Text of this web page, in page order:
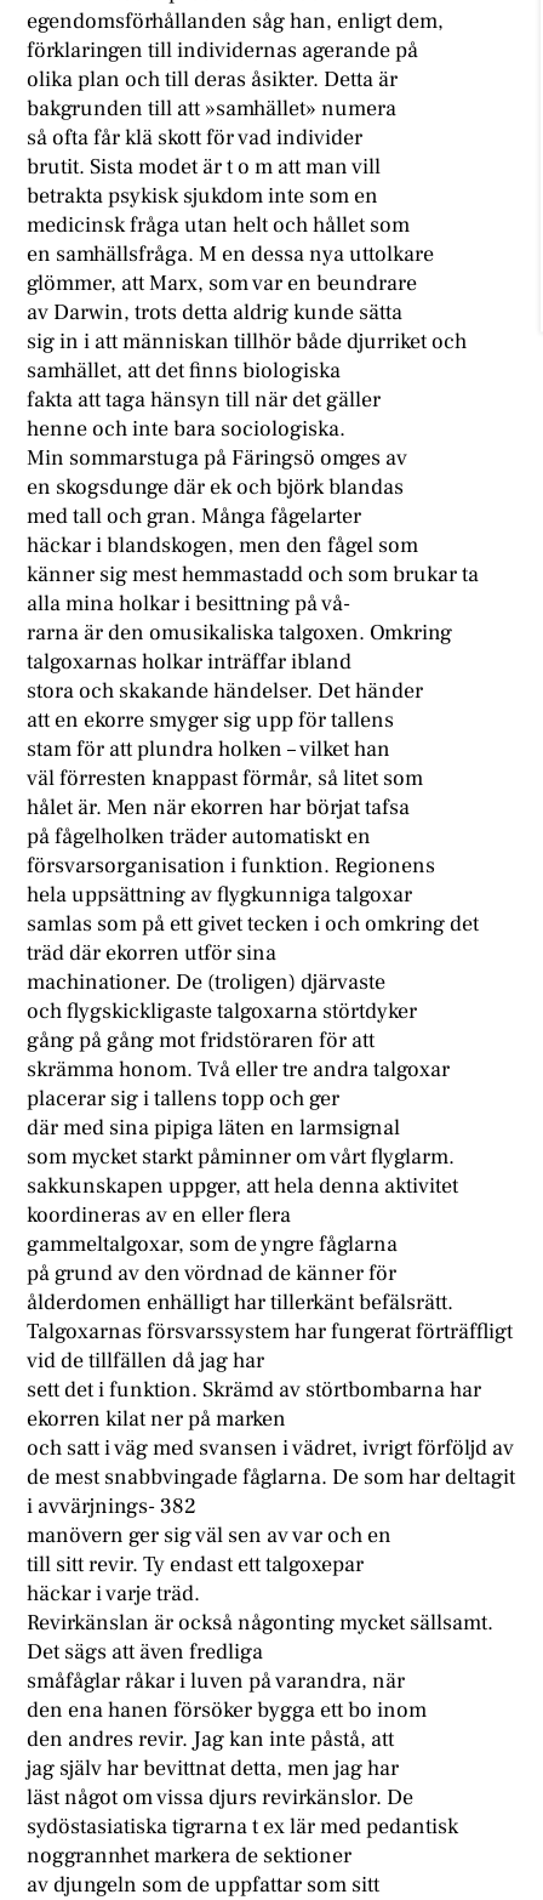
egendomsförhållanden såg han, enligt dem,
förklaringen till individernas agerande på
olika plan och till deras åsikter. Detta är
bakgrunden till att »samhället» numera
så ofta får klä skott för vad individer
brutit. Sista modet är t o m att man vill
betrakta psykisk sjukdom inte som en
medicinsk fråga utan helt och hållet som
en samhällsfråga. M en dessa nya uttolkare
glömmer, att Marx, som var en beundrare
av Darwin, trots detta aldrig kunde sätta
sig in i att människan tillhör både djurriket och
samhället, att det finns biologiska
fakta att taga hänsyn till när det gäller
henne och inte bara sociologiska.
Min sommarstuga på Färingsö omges av
en skogsdunge där ek och björk blandas
med tall och gran. Många fågelarter
häckar i blandskogen, men den fågel som
känner sig mest hemmastadd och som brukar ta
alla mina holkar i besittning på vå-
rarna är den omusikaliska talgoxen. Omkring
talgoxarnas holkar inträffar ibland
stora och skakande händelser. Det händer
att en ekorre smyger sig upp för tallens
stam för att plundra holken – vilket han
väl förresten knappast förmår, så litet som
hålet är. Men när ekorren har börjat tafsa
på fågelholken träder automatiskt en
försvarsorganisation i funktion. Regionens
hela uppsättning av flygkunniga talgoxar
samlas som på ett givet tecken i och omkring det
träd där ekorren utför sina
machinationer. De (troligen) djärvaste
och flygskickligaste talgoxarna störtdyker
gång på gång mot fridstöraren för att
skrämma honom. Två eller tre andra talgoxar
placerar sig i tallens topp och ger
där med sina pipiga läten en larmsignal
som mycket starkt påminner om vårt flyglarm.
sakkunskapen uppger, att hela denna aktivitet
koordineras av en eller flera
gammeltalgoxar, som de yngre fåglarna
på grund av den vördnad de känner för
ålderdomen enhälligt har tillerkänt befälsrätt.
Talgoxarnas försvarssystem har fungerat förträffligt
vid de tillfällen då jag har
sett det i funktion. Skrämd av störtbombarna har
ekorren kilat ner på marken
och satt i väg med svansen i vädret, ivrigt förföljd av
de mest snabbvingade fåglarna. De som har deltagit
i avvärjnings- 382
manövern ger sig väl sen av var och en
till sitt revir. Ty endast ett talgoxepar
häckar i varje träd.
Revirkänslan är också någonting mycket sällsamt.
Det sägs att även fredliga
småfåglar råkar i luven på varandra, när
den ena hanen försöker bygga ett bo inom
den andres revir. Jag kan inte påstå, att
jag själv har bevittnat detta, men jag har
läst något om vissa djurs revirkänslor. De
sydöstasiatiska tigrarna t ex lär med pedantisk
noggrannhet markera de sektioner
av djungeln som de uppfattar som sitt